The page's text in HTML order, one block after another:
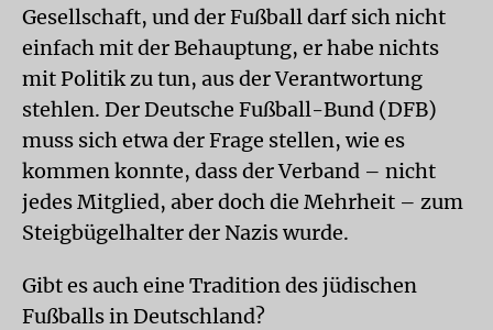
Gesellschaft, und der Fußball darf sich nicht
einfach mit der Behauptung, er habe nichts
mit Politik zu tun, aus der Verantwortung
stehlen. Der Deutsche Fußball-Bund (DFB)
muss sich etwa der Frage stellen, wie es
kommen konnte, dass der Verband – nicht
jedes Mitglied, aber doch die Mehrheit – zum
Steigbügelhalter der Nazis wurde.
Gibt es auch eine Tradition des jüdischen
Fußballs in Deutschland?